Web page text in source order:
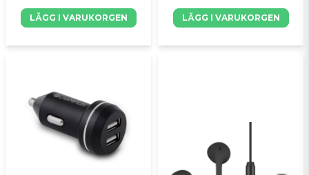
LÄGG I VARUKORGEN LÄGG I VARUKORGEN